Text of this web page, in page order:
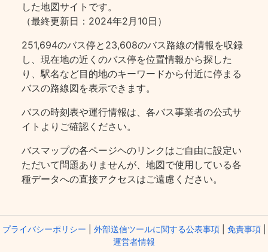
した地図サイトです。
（最終更新日：2024年2月10日）
251,694のバス停と23,608のバス路線の情報を収録
し、現在地の近くのバス停を位置情報から探した
り、駅名など目的地のキーワードから付近に停まる
バスの路線図を表示できます。
バスの時刻表や運行情報は、各バス事業者の公式サ
イトよりご確認ください。
バスマップの各ページヘのリンクはご自由に設定い
ただいて問題ありませんが、地図で使用している各
種データへの直接アクセスはご遠慮ください。
プライバシーポリシー 外部送信ツールに関する公表事項| 免責事項|
運営者情報